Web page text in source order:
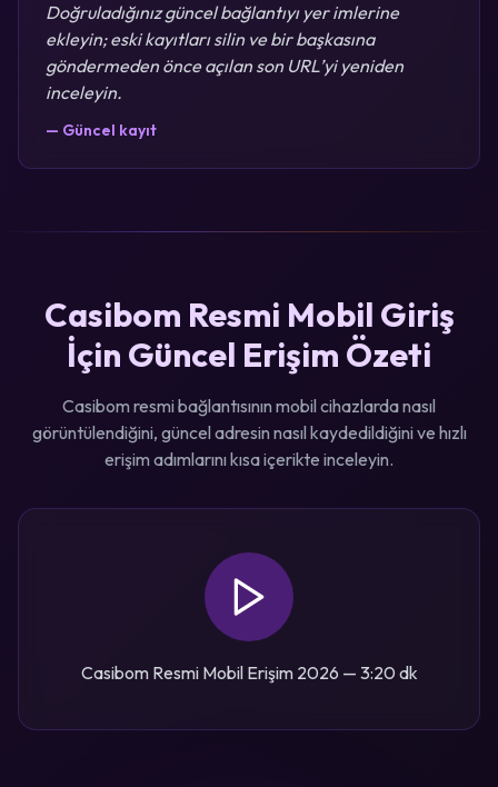
Doğruladığınız güncel bağlantıyı yer imlerine
ekleyin; eski kayıtları silin ve bir başkasına
göndermeden önce açılan son URL’yi yeniden
inceleyin.
— Güncel kayıt
Casibom Resmi Mobil Giriş
İçin Güncel Erişim Özeti
Casibom resmi bağlantısının mobil cihazlarda nasıl
görüntülendiğini, güncel adresin nasıl kaydedildiğini ve hızlı
erişim adımlarını kısa içerikte inceleyin.
Casibom Resmi Mobil Erişim 2026 — 3:20 dk